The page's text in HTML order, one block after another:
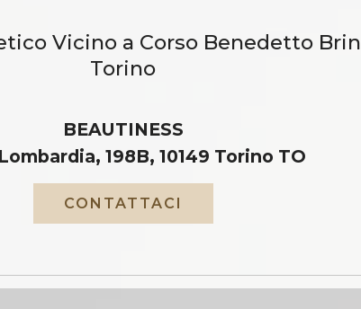
Vicino a Corso Benedetto Brin
Torino
BEAUTINESS
198B, 10149 Torino TO
CONTATTACI